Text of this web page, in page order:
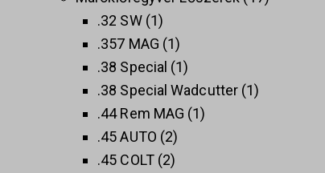
.32 SW 1
.357 MAG 1
.38 Special
1
.38 Special Wadcutter 1
.44 Rem MAG 1
.45 AUTO 2
.45 COLT 2